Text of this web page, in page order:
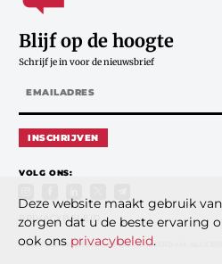
Blijf op de hoogte
Schrijf je in voor de nieuwsbrief
INSCHRIJVEN
VOLG ONS:
PRIVACYBELEID
© 2026 DE ANDERE KRANT B.V., AMSTERDAM. ALLE
Deze website maakt gebruik
zorgen dat u de beste ervaring
ook ons privacybeleid.